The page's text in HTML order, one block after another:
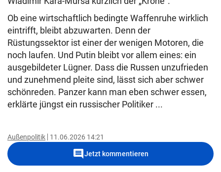
Ob eine wirtschaftlich bedingte Waffenruhe wirklich
eintrifft, bleibt abzuwarten. Denn der
Rüstungssektor ist einer der wenigen Motoren, die
noch laufen. Und Putin bleibt vor allem eines: ein
ausgebildeter Lügner. Dass die Russen unzufrieden
und zunehmend pleite sind, lässt sich aber schwer
schönreden. Panzer kann man eben schwer essen,
erklärte jüngst ein russischer Politiker ...
Außenpolitik 11.06.2026 14:21
commentJetzt kommentieren